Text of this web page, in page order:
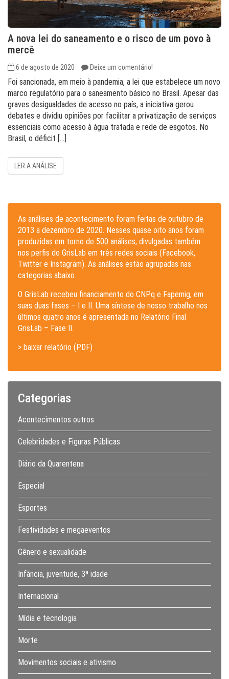
A nova lei do saneamento e o risco de um povo à
mercê
6 de agosto de 2020 Deixe um comentário!
Foi sancionada, em meio à pandemia, a lei que estabelece um novo
marco regulatório para o saneamento básico no Brasil. Apesar das
graves desigualdades de acesso no país, a iniciativa gerou
debates e dividiu opiniões por facilitar a privatização de serviços
essenciais como acesso à água tratada e rede de esgotos. No
Brasil, o déficit […]
LER A ANÁLISE
As análises de acontecimento foram feitas de outubro de
2013 a dezembro de 2020. Nesses quase oito anos foram
produzidas em torno de 500 análises, divulgadas também
nos perfis do GrisLab em três redes sociais (Facebook,
Twitter e Instagram). As análises estão agrupadas nas
categorias abaixo.
O GrisLab recebeu financiamento do CNPq e Fapemig, em
suas duas fases – I e II. Uma síntese de nosso trabalho nos
últimos quatro anos é apresentada no Relatório Final
GrisLab – Fase II.
> baixar relatório (PDF)
Categorias
Acontecimentos outros
Celebridades e Figuras Públicas
Diário da Quarentena
Especial
Esportes
Festividades e megaeventos
Gênero e sexualidade
Infância, juventude, 3ª idade
Internacional
Mídia e tecnologia
Morte
Movimentos sociais e ativismo